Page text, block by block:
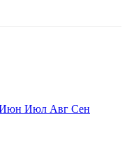
Июл Авг Сен